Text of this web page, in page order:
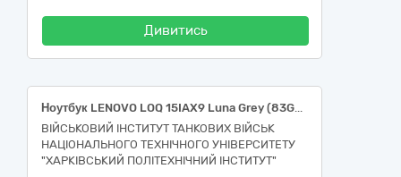
Дивитись
Ноутбук LENOVO LOQ 15IAX9 Luna Grey (83GS00RTRA) або аналог
ВІЙСЬКОВИЙ ІНСТИТУТ ТАНКОВИХ ВІЙСЬК
НАЦІОНАЛЬНОГО ТЕХНІЧНОГО УНІВЕРСИТЕТУ
"ХАРКІВСЬКИЙ ПОЛІТЕХНІЧНИЙ ІНСТИТУТ"